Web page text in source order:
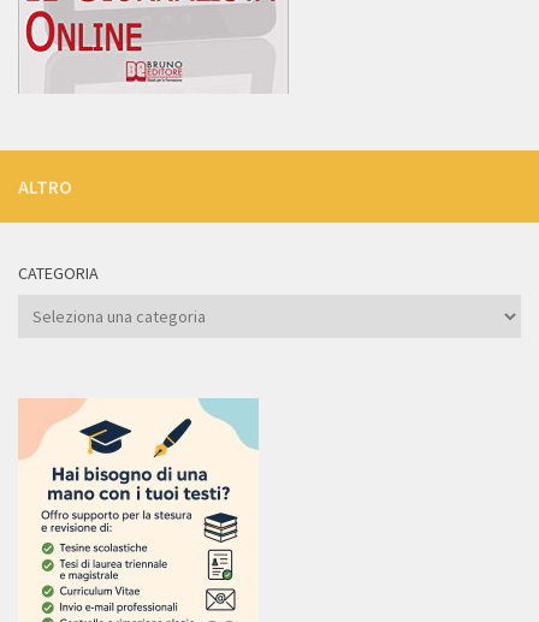
ALTRO
CATEGORIA
Categoria